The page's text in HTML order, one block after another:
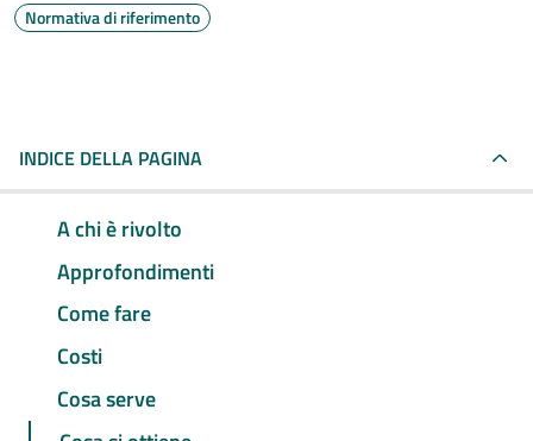
Normativa di riferimento
INDICE DELLA PAGINA
A chi è rivolto
Approfondimenti
Come fare
Costi
Cosa serve